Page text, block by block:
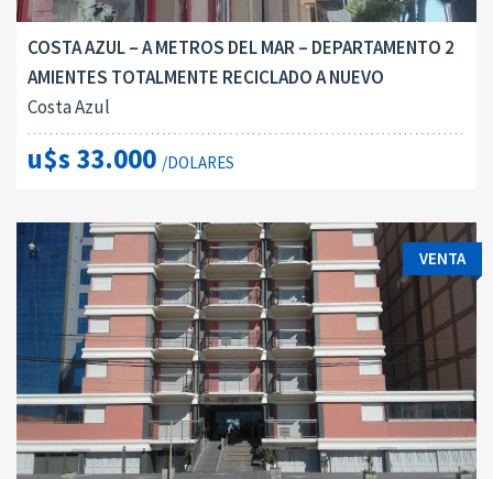
COSTA AZUL – A METROS DEL MAR – DEPARTAMENTO 2
AMIENTES TOTALMENTE RECICLADO A NUEVO
Costa Azul
u$s 33.000 /DOLARES
VENTA